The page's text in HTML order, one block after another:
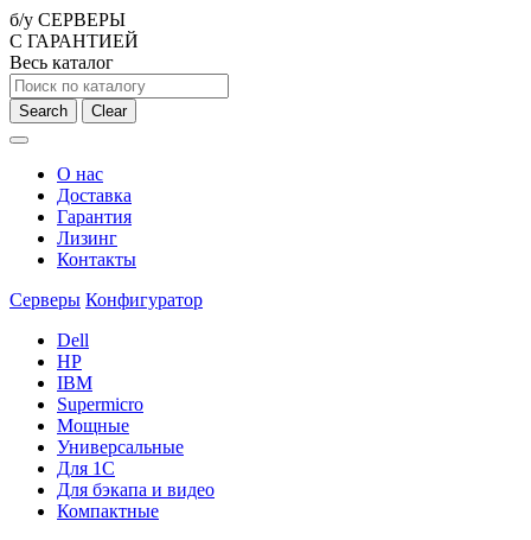
б/у СЕРВЕРЫ
С ГАРАНТИЕЙ
Весь каталог
Search Clear
О нас
Доставка
Гарантия
Лизинг
Контакты
Серверы Конфигуратор
Dell
HP
IBM
Supermicro
Мощные
Универсальные
Для 1С
Для бэкапа и видео
Компактные